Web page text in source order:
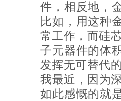
件，相反地，
比如，用这种
常工作，而硅
子元器件的体
发挥无可替代
我最近，因为
如此感慨的就